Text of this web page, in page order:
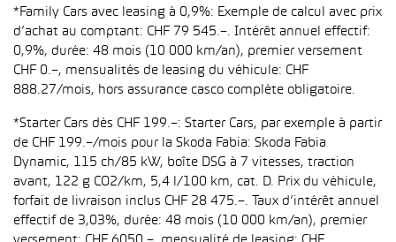
*Family Cars avec leasing à 0,9%: Exemple de calcul avec prix
d’achat au comptant: CHF 79 545.–. Intérêt annuel effectif:
0,9%, durée: 48 mois (10 000 km/an), premier versement
CHF 0.–, mensualités de leasing du véhicule: CHF
888.27/mois, hors assurance casco complète obligatoire.
*Starter Cars dès CHF 199.–: Starter Cars, par exemple à partir
de CHF 199.–/mois pour la Skoda Fabia: Skoda Fabia
Dynamic, 115 ch/85 kW, boîte DSG à 7 vitesses, traction
avant, 122 g CO2/km, 5,4 l/100 km, cat. D. Prix du véhicule,
forfait de livraison inclus CHF 28 475.–. Taux d’intérêt annuel
effectif de 3,03%, durée: 48 mois (10 000 km/an), premier